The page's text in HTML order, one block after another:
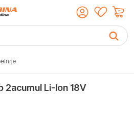
2acumul Li-Ion 18V